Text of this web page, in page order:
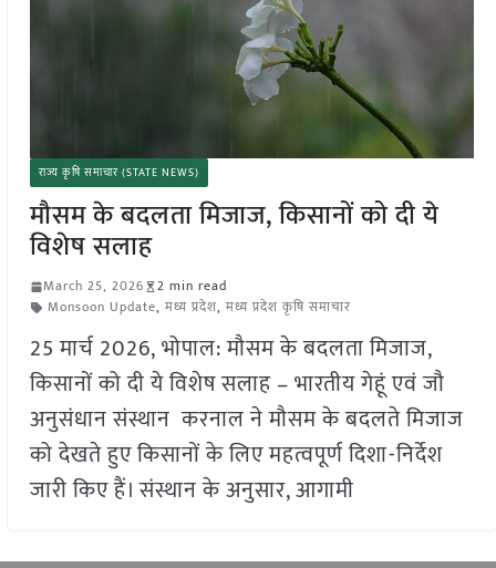
राज्य कृषि समाचार (STATE NEWS)
मौसम के बदलता मिजाज, किसानों को दी ये
विशेष सलाह
March 25, 2026
2 min read
Monsoon Update, मध्य प्रदेश, मध्य प्रदेश कृषि समाचार
25 मार्च 2026, भोपाल: मौसम के बदलता मिजाज,
किसानों को दी ये विशेष सलाह – भारतीय गेहूं एवं जौ
अनुसंधान संस्थान करनाल ने मौसम के बदलते मिजाज
को देखते हुए किसानों के लिए महत्वपूर्ण दिशा-निर्देश
जारी किए हैं। संस्थान के अनुसार, आगामी